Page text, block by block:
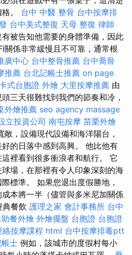
。 台中 中醫 整骨 台中按摩排
台中美式整復 天母 整復 律師
被告知他需要的身體準備，因此
關係非常緩慢且不可靠，通常根
廣中心 台中整骨推薦 台中喬骨
推薦 台北記帳士推薦 on page
式台胞證 外燴 大里按摩推薦 由
三天很難找到我們的節奏和冷，
外燴推薦 seo agency massage
立投資公司 南屯按摩 苗栗外燴
敞，設備現代設備和海洋陽台，
的日落中感到高興。 他比他有
裡看到很多衝浪者和航行。 它
場，在那裡有令人印象深刻的海
標準。 如果您退出度假勝地，
本將一半（儘管與多米尼加關係
餐飲 護理之家 會計事務所 台中
助餐外燴 外燴擺盤 台胞證 台胞證
絡按摩課程 html 台中按摩排毒ptt
士 例如，該城市的度假村每小